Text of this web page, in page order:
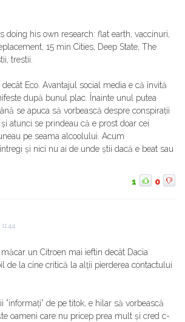
doing his own research: flat earth, vaccinuri,
15 min Cities, Deep State, The
trestii.
Eco. Avantajul social media e că învită
după bunul plac. Înainte unul putea
se apuca să vorbească despre conspirații
atunci se prindeau că e prost doar cei
pe seama alcoolului. Acum
și nici nu ai de unde știi dacă e beat sau
1 0
un Citroen mai ieftin decât Dacia
de la cine critică la alții pierderea contactului
”informați” de pe titok, e hilar să vorbească
oameni care nu pricep prea mult și cred c-